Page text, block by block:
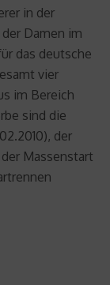
in der
Damen im
das deutsche
vier
im Bereich
sind die
der
Massenstart